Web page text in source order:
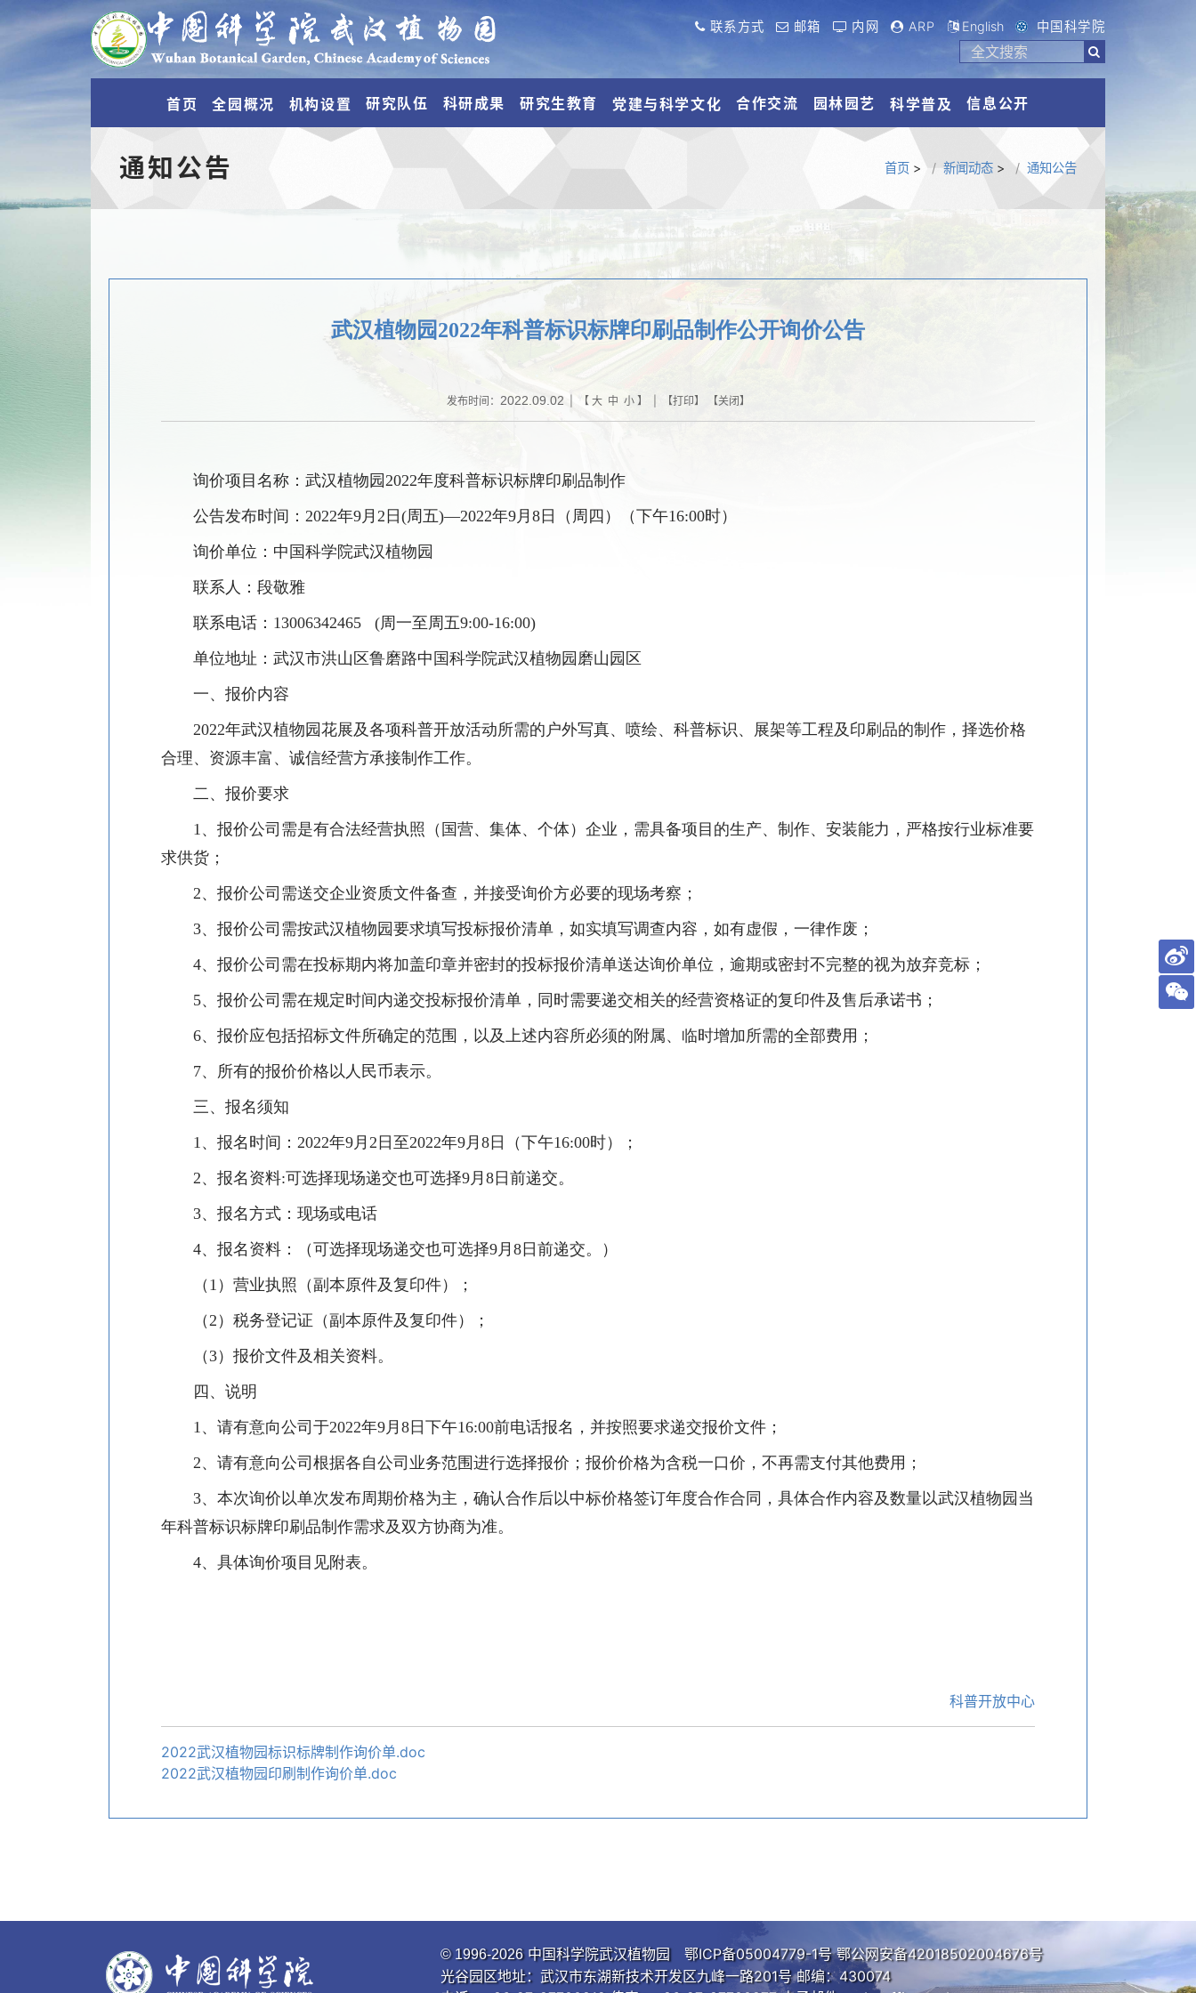
联系方式 邮箱 内网 ARP English 中国科学院
首页 全园概况 机构设置 研究队伍 科研成果 研究生教育 党建与科学文化 合作交流 园林园艺 科学普及 信息公开
通知公告 首页> 新闻动态> 通知公告
武汉植物园2022年科普标识标牌印刷品制作公开询价公告
发布时间： 2022.09.02 | 【 大 中 小】 | 【打印】 【关闭】
询价项目名称：武汉植物园2022年度科普标识标牌印刷品制作
公告发布时间： 2022年9 月 2 日(周 五)—2022年9 月 8日（周 四 ） （下午16:00时）
询价单位：中国科学院武汉植物园
联系 人 ： 段敬雅
联系电话： 13006342465 (周一至周五9:00-16:00)
单位地址：武汉市洪山区鲁磨路中国科学院武汉植物园 磨山园区
一、报价内容
2022年武汉植物园花展及各项科普开放活动所需的户外写真、喷绘、科普标识、展架等工程及印刷品的制作，择选价格
合理、资源丰富、诚信经营方承接制作工作。
二、报价要求
1 、报价公司需是有合法经营执照（国营、集体、个体）企业，需具备项目的生产、制作、安装能力，严格按行业标准要
求供货；
2、报价公司需送交企业资质文件备查，并接受询价方必要的现场考察；
3、报价公司需按武汉植物园要求填写投标报价清单，如实填写调查内容，如有虚假，一律作废；
4、报价公司需在投标期内将加盖印章并密封的投标报价清单送达询价单位，逾期或密封不完整的视为放弃竞标；
5、报价公司需在规定时间内递交投标报价清单，同时需要递交相关的经营资格证的复印件及售后承诺书；
6、报价应包括招标文件所确定的范围，以及上述内容所必须的附属、临时增加所需的全部费用；
7、所有的报价价格以人民币表示。
三、报名须知
1 、报名时间： 2022年9 月 2 日至2022年9 月 8日 （下午16:00时）
；
2、报名资料:可选择现场递交也可选择9 月 8日前递交。
3、报名方式：现场或电话
4、报名资料：（可选择现场递交也可选择9 月 8日前递交。）
（ 1 ）营业执照（副本原件及复印件）；
（ 2 ）税务登记证（副本原件及复印件）；
（3）报价文件及相关资料。
四、说明
1 、请有意向公司于2022年9 月 8日下午16:00前电话报名， 并按照要求递交报价文件；
2、请有意向公司根据各自公司业务范围进行选择报价； 报价价格为含税一口价，不再需支付其他费用；
3、 本次询价以单次发布周期价格为主，确认合作后以中标价格签订年度合作合同，具体合作内容及数量以武汉植物园当
年科普标识标牌印刷品制作需求及双方协商为准。
4、具体询价项目见附表。
科普开放中心
2022武汉植物园标识标牌制作询价单.doc
2022武汉植物园印刷制作询价单.doc
© 1996-2026中国科学院武汉植物园鄂ICP备05004779-1号鄂公网安备42018502004676号
光谷园区地址：武汉市东湖新技术开发区九峰一路201号 邮编：430074